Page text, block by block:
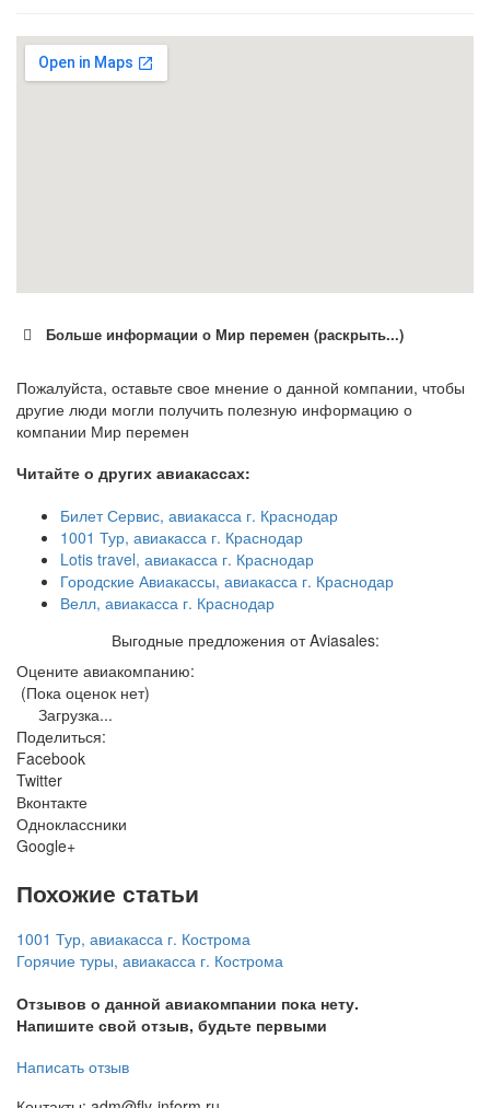
Больше информации о Мир перемен (раскрыть...)
Пожалуйста, оставьте свое мнение о данной компании, чтобы
другие люди могли получить полезную информацию о
компании Мир перемен
Читайте о других авиакассах:
Билет Сервис, авиакасса г. Краснодар
1001 Тур, авиакасса г. Краснодар
Lotis travel, авиакасса г. Краснодар
Городские Авиакассы, авиакасса г. Краснодар
Велл, авиакасса г. Краснодар
Выгодные предложения от Aviasales:
Оцените авиакомпанию:
(Пока оценок нет)
Загрузка...
Поделиться:
Facebook
Twitter
Вконтакте
Одноклассники
Google+
Похожие статьи
1001 Тур, авиакасса г. Кострома
Горячие туры, авиакасса г. Кострома
Отзывов о данной авиакомпании пока нету.
Напишите свой отзыв, будьте первыми
Написать отзыв